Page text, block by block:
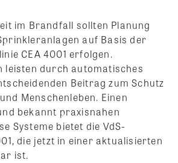
im Brandfall sollten Planung
auf Basis der
CEA 4001 erfolgen.
leisten durch automatisches
Beitrag zum Schutz
Menschenleben. Einen
bekannt praxisnahen
Systeme bietet die VdS-
die jetzt in einer aktualisierten
ist.